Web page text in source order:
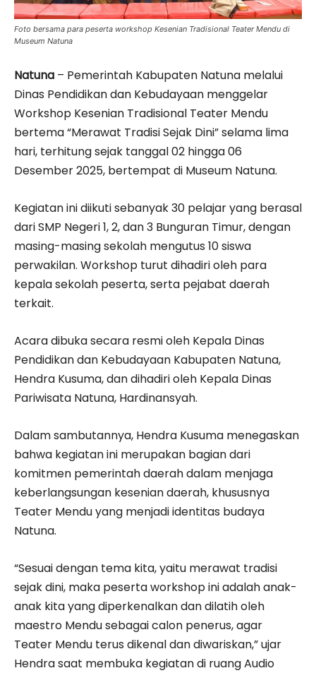
Foto bersama para peserta workshop Kesenian Tradisional Teater Mendu di
Museum Natuna
Natuna – Pemerintah Kabupaten Natuna melalui
Dinas Pendidikan dan Kebudayaan menggelar
Workshop Kesenian Tradisional Teater Mendu
bertema “Merawat Tradisi Sejak Dini” selama lima
hari, terhitung sejak tanggal 02 hingga 06
Desember 2025, bertempat di Museum Natuna.
Kegiatan ini diikuti sebanyak 30 pelajar yang berasal
dari SMP Negeri 1, 2, dan 3 Bunguran Timur, dengan
masing-masing sekolah mengutus 10 siswa
perwakilan. Workshop turut dihadiri oleh para
kepala sekolah peserta, serta pejabat daerah
terkait.
Acara dibuka secara resmi oleh Kepala Dinas
Pendidikan dan Kebudayaan Kabupaten Natuna,
Hendra Kusuma, dan dihadiri oleh Kepala Dinas
Pariwisata Natuna, Hardinansyah.
Dalam sambutannya, Hendra Kusuma menegaskan
bahwa kegiatan ini merupakan bagian dari
komitmen pemerintah daerah dalam menjaga
keberlangsungan kesenian daerah, khususnya
Teater Mendu yang menjadi identitas budaya
Natuna.
“Sesuai dengan tema kita, yaitu merawat tradisi
sejak dini, maka peserta workshop ini adalah anak-
anak kita yang diperkenalkan dan dilatih oleh
maestro Mendu sebagai calon penerus, agar
Teater Mendu terus dikenal dan diwariskan,” ujar
Hendra saat membuka kegiatan di ruang Audio